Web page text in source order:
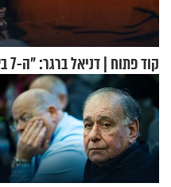
קוד פתוח | דניאל ברגר: "ה-7 באוקטובר גרם לי לחפש תשובות"